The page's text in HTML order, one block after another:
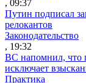
, 09:37
Путин подписал
релокантов
Законодательство
, 19:32
ВС напомнил, что
исключает
Практика